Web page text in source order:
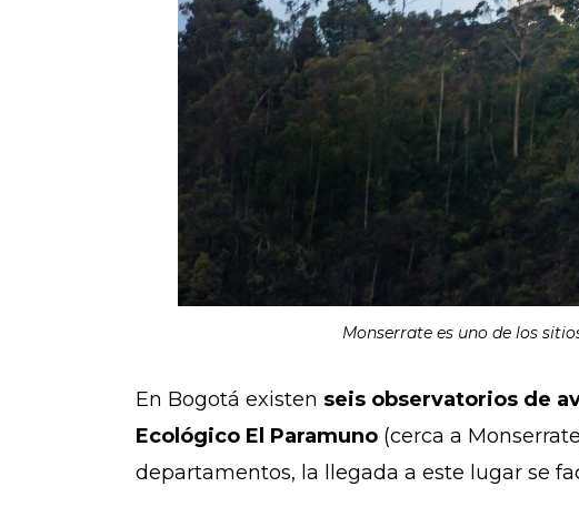
Monserrate es uno de los
En Bogotá existen seis observatorios de
Ecológico El Paramuno (cerca a
departamentos, la llegada a este lugar se